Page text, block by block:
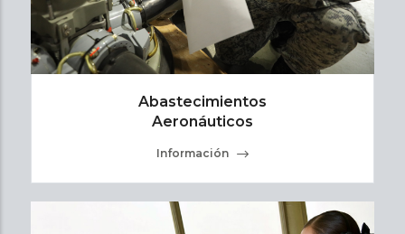
Abastecimientos
Aeronáuticos
Información